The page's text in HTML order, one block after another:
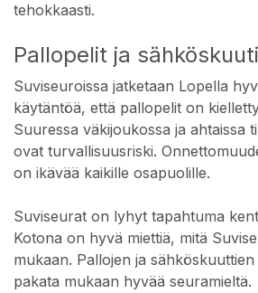
tehokkaasti.
Pallopelit ja
Suviseuroissa jatketaan Lopella
käytäntöä, että pallopelit on
Suuressa väkijoukossa ja ahtaissa
ovat turvallisuusriski.
on ikävää kaikille osapuolille.
Suviseurat on lyhyt tapahtuma
Kotona on hyvä miettiä, mitä
mukaan. Pallojen ja
pakata mukaan hyvää seuramieltä.